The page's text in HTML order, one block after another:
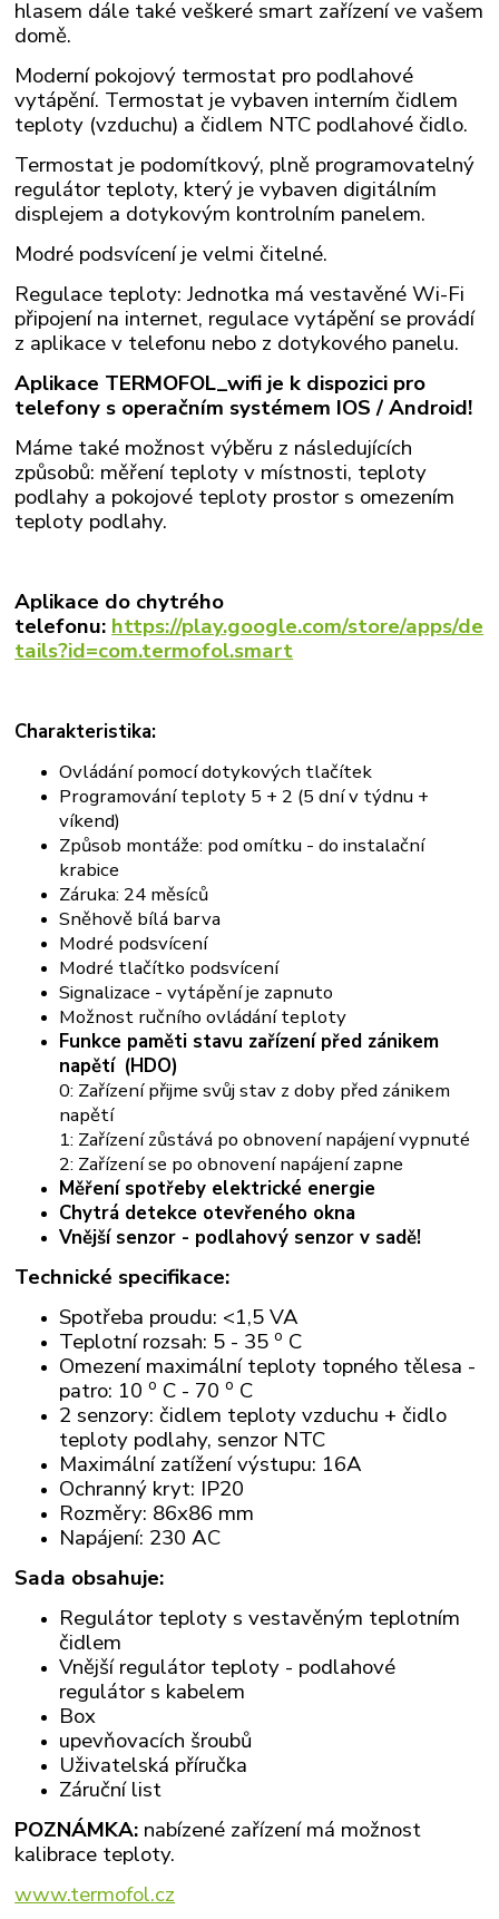
hlasem dále také veškeré smart zařízení ve vašem
domě.
Moderní pokojový termostat pro podlahové
vytápění. Termostat je vybaven interním čidlem
teploty (vzduchu) a čidlem NTC podlahové čidlo.
Termostat je podomítkový, plně programovatelný
regulátor teploty, který je vybaven digitálním
displejem a dotykovým kontrolním panelem.
Modré podsvícení je velmi čitelné.
Regulace teploty: Jednotka má vestavěné Wi-Fi
připojení na internet, regulace vytápění se provádí
z aplikace v telefonu nebo z dotykového panelu.
Aplikace TERMOFOL_wifi je k dispozici pro
telefony s operačním systémem IOS/ Android!
Máme také možnost výběru z následujících
způsobů: měření teploty v místnosti, teploty
podlahy a pokojové teploty prostor s omezením
teploty podlahy.
Aplikace do chytrého
telefonu: https://play.google.com/store/apps/de
tails?id=com.termofol.smart
Charakteristika:
Ovládání pomocí dotykových tlačítek
Programování teploty 5 + 2 (5 dní v týdnu +
víkend)
Způsob montáže: pod omítku - do instalační
krabice
Záruka: 24 měsíců
Sněhově bílá barva
Modré podsvícení
Modré tlačítko podsvícení
Signalizace - vytápění je zapnuto
Možnost ručního ovládání teploty
Funkce paměti stavu zařízení před zánikem
napětí (HDO)
0: Zařízení přijme svůj stav z doby před zánikem
napětí
1: Zařízení zůstává po obnovení napájení vypnuté
2: Zařízení se po obnovení napájení zapne
Měření spotřeby elektrické energie
Chytrá detekce otevřeného okna
Vnější senzor - podlahový senzor v sadě!
Technické specifikace:
Spotřeba proudu: <1,5 VA
Teplotní rozsah: 5 - 35o C
Omezení maximální teploty topného tělesa -
patro: 10o C - 70o C
2 senzory: čidlem teploty vzduchu + čidlo
teploty podlahy, senzor NTC
Maximální zatížení výstupu: 16A
Ochranný kryt: IP20
Rozměry: 86x86 mm
Napájení: 230 AC
Sada obsahuje:
Regulátor teploty s vestavěným teplotním
čidlem
Vnější regulátor teploty - podlahové
regulátor s kabelem
Box
upevňovacích šroubů
Uživatelská příručka
Záruční list
POZNÁMKA: nabízené zařízení má možnost
kalibrace teploty.
www.termofol.cz